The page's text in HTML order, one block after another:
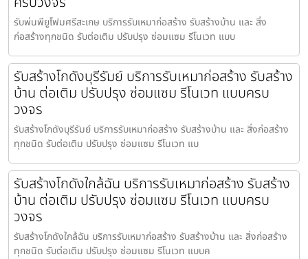
รับพ่นพียูโฟมศรีสะเกษ บริการรับเหมาก่อสร้าง รับสร้างบ้าน และ สิ่ง
ก่อสร้างทุกชนิด รับต่อเติม ปรับปรุง ซ่อมแซม รีโนเวท แบบ
รับสร้างโกดังบุรีรัมย์ บริการรับเหมาก่อสร้าง รับสร้าง
บ้าน ต่อเติม ปรับปรุง ซ่อมแซม รีโนเวท แบบครบ
วงจร
รับสร้างโกดังบุรีรัมย์ บริการรับเหมาก่อสร้าง รับสร้างบ้าน และ สิ่งก่อสร้าง
ทุกชนิด รับต่อเติม ปรับปรุง ซ่อมแซม รีโนเวท แบ
รับสร้างโกดังใกล้ฉัน บริการรับเหมาก่อสร้าง รับสร้าง
บ้าน ต่อเติม ปรับปรุง ซ่อมแซม รีโนเวท แบบครบ
วงจร
รับสร้างโกดังใกล้ฉัน บริการรับเหมาก่อสร้าง รับสร้างบ้าน และ สิ่งก่อสร้าง
ทุกชนิด รับต่อเติม ปรับปรุง ซ่อมแซม รีโนเวท แบบค